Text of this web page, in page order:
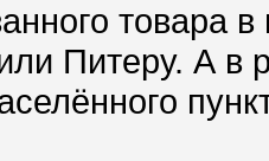
товара
Питеру. А в